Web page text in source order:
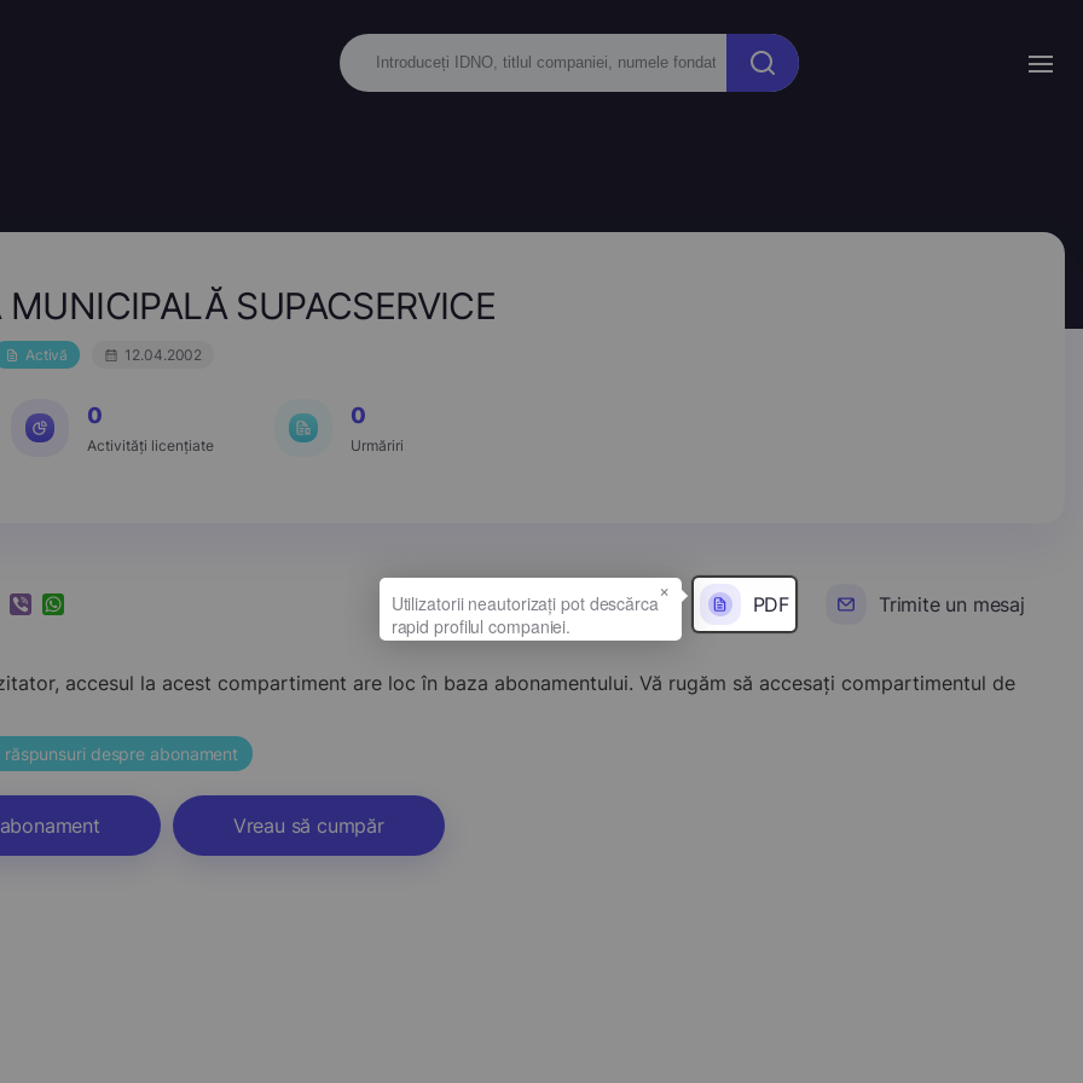
SUPACSERVICE
Activă 12.04.2002
0
Activități licențiate
0
Urmăriri
ViberWhatsApp PDF Trimite un mesaj
accesul la acest compartiment are loc în baza abonamentului. Vă rugăm să accesați compartimentul de
despre abonament
Vreau să cumpăr
×